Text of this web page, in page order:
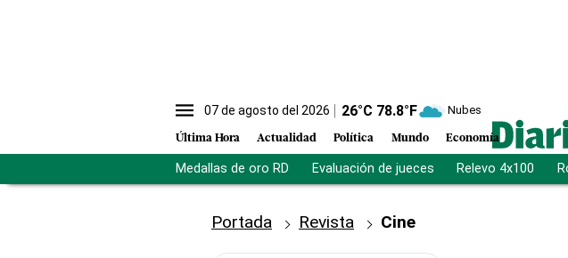
07 de agosto del 2026 26°C 78.8°F Nubes
Última Hora Actualidad Política Mundo Economía
Medallas de oro RD Evaluación de jueces Relevo 4x100
Portada Revista Cine